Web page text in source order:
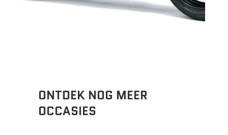
ONTDEK NOG MEER
OCCASIES